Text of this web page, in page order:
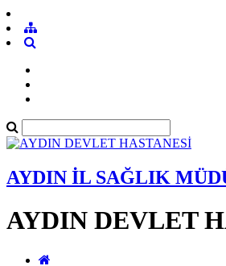
AYDIN İL SAĞLIK
AYDIN DEVLET